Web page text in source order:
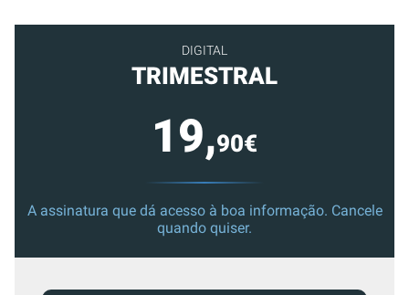
DIGITAL
TRIMESTRAL
19,90€
A assinatura que dá acesso à boa informação. Cancele
quando quiser.